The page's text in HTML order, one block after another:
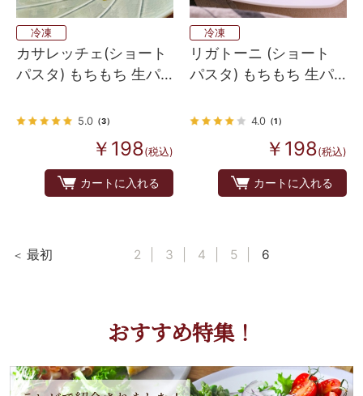
冷凍
カサレッチェ(ショート
パスタ) もちもち 生パ
5.0（3）
￥198(税込)
カートに入れる
冷凍
リガトーニ (ショート
パスタ) もちもち 生パ
4.0（1）
￥198(税込)
カートに入れる
最初 2 3 4 5 6
おすすめ特集！